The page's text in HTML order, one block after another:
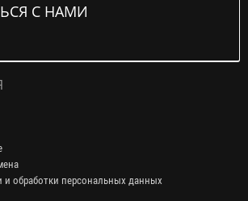
С НАМИ
и обработки персональных данных